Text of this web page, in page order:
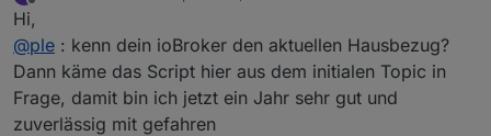
Offline
Hi,
@ple : kenn dein ioBroker den aktuellen Hausbezug?
Dann käme das Script hier aus dem initialen Topic in
Frage, damit bin ich jetzt ein Jahr sehr gut und
zuverlässig mit gefahren